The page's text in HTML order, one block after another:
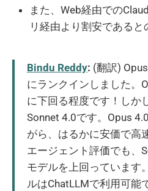
また、Web経由での
リ経由より割安であると
Bindu Reddy: (翻訳)
にランクインしました。
に下回る程度です！しか
Sonnet 4.0です。Opus
がら、はるかに安価で高
エージェント評価でも、
モデルを上回っています
ルはChatLLMで利用可能